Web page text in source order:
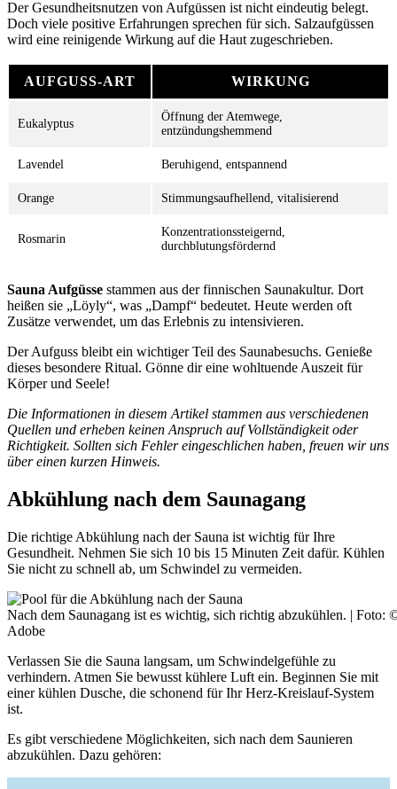
Der Gesundheitsnutzen von Aufgüssen ist nicht eindeutig belegt.
Doch viele positive Erfahrungen sprechen für sich. Salzaufgüssen
wird eine reinigende Wirkung auf die Haut zugeschrieben.
AUFGUSS-ART WIRKUNG
Eukalyptus
Öffnung der Atemwege,
entzündungshemmend
Lavendel Beruhigend, entspannend
Orange Stimmungsaufhellend, vitalisierend
Rosmarin
Konzentrationssteigernd,
durchblutungsfördernd
Sauna Aufgüsse stammen aus der finnischen Saunakultur. Dort
heißen sie „Löyly“, was „Dampf“ bedeutet. Heute werden oft
Zusätze verwendet, um das Erlebnis zu intensivieren.
Der Aufguss bleibt ein wichtiger Teil des Saunabesuchs. Genieße
dieses besondere Ritual. Gönne dir eine wohltuende Auszeit für
Körper und Seele!
Die Informationen in diesem Artikel stammen aus verschiedenen
Quellen und erheben keinen Anspruch auf Vollständigkeit oder
Richtigkeit. Sollten sich Fehler eingeschlichen haben, freuen wir uns
über einen kurzen Hinweis.
Abkühlung nach dem Saunagang
Die richtige Abkühlung nach der Sauna ist wichtig für Ihre
Gesundheit. Nehmen Sie sich 10 bis 15 Minuten Zeit dafür. Kühlen
Sie nicht zu schnell ab, um Schwindel zu vermeiden.
Nach dem Saunagang ist es wichtig, sich richtig abzukühlen. | Foto:
Adobe
Verlassen Sie die Sauna langsam, um Schwindelgefühle zu
verhindern. Atmen Sie bewusst kühlere Luft ein. Beginnen Sie mit
einer kühlen Dusche, die schonend für Ihr Herz-Kreislauf-System
ist.
Es gibt verschiedene Möglichkeiten, sich nach dem Saunieren
abzukühlen. Dazu gehören: